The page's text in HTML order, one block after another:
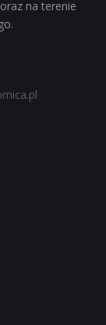
na terenie